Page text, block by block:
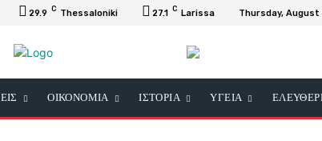
29.9 C Thessaloniki 27.1 C Larissa Thursday, August
ΟΙΚΟΝΟΜΙΑ ΙΣΤΟΡΙΑ ΥΓΕΙΑ